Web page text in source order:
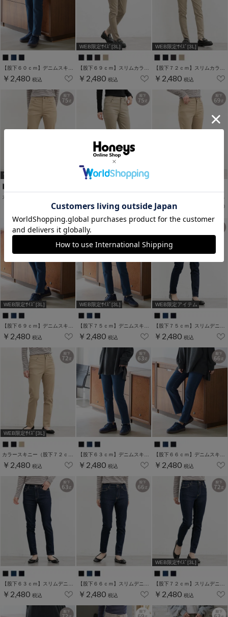
￥2,480 税込
WEB限定ｻｲｽﾞ[3L]
￥2,480 税込
WEB限定ｻｲｽﾞ[3L]
￥2,480 税込
WEB限定アイテム WEB限定アイテム
￥2,480 税込 ￥2,480
WEB限定ｻｲｽﾞ[3L]
￥2,480 税込
WEB限定ｻｲｽﾞ[3L]
￥2,480 税込
WEB限定アイテム
￥2,480 税込
WEB限定ｻｲｽﾞ[3L]
カラースキニー（股下７２ｃｍ）
￥2,480 税込
【股下６３ｃｍ】デニムスキニー(股下60/63/66/69/72/75cm展開)
￥2,480 税込
【股下６６ｃｍ】デニムスキニー(股下60/63/66/69/72/75cm展開)
￥2,480 税込
￥2,480 税込 ￥2,480 税込
WEB限定ｻｲｽﾞ[3L]
￥2,480 税込